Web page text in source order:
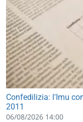
Confedilizia: l'Imu
2011
06/08/2026 14:00